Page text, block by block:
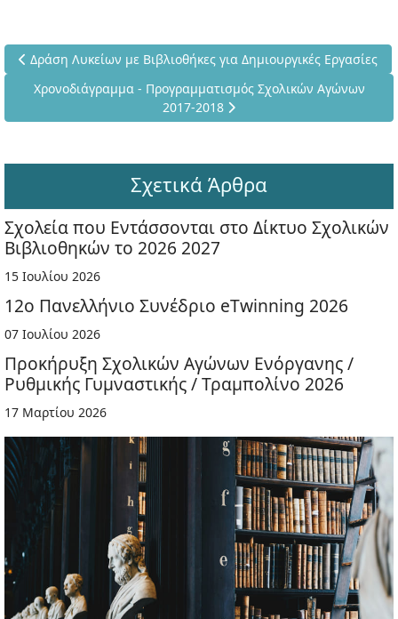
Προηγούμενο άρθρο: Δράση Λυκείων με Βιβλιοθήκες για
Δράση Λυκείων με Βιβλιοθήκες για Δημιουργικές Εργασίες
Επόμενο άρθρο: Χρονοδιάγραμμα - Προγραμματισμός
Χρονοδιάγραμμα - Προγραμματισμός Σχολικών Αγώνων
2017-2018
Σχετικά Άρθρα
Σχολεία που Εντάσσονται στο Δίκτυο Σχολικών
Βιβλιοθηκών το 2026 2027
15 Ιουλίου 2026
12ο Πανελλήνιο Συνέδριο eTwinning 2026
07 Ιουλίου 2026
Προκήρυξη Σχολικών Αγώνων Ενόργανης /
Ρυθμικής Γυμναστικής / Τραμπολίνο 2026
17 Μαρτίου 2026